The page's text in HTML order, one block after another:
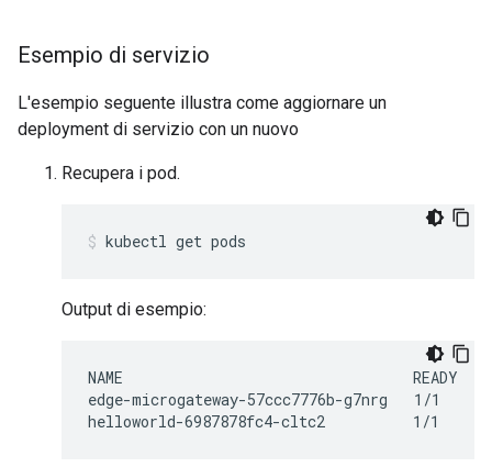
Esempio di servizio
L'esempio seguente illustra come aggiornare un
deployment di servizio con un nuovo
Recupera i pod.
kubectl get pods
Output di esempio:
NAME                                 READY
edge-microgateway-57ccc7776b-g7nrg   1/1